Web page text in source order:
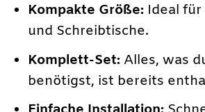
Kompakte Größe: Ideal
und Schreibtische.
Komplett-Set: Alles, was
benötigst, ist bereits